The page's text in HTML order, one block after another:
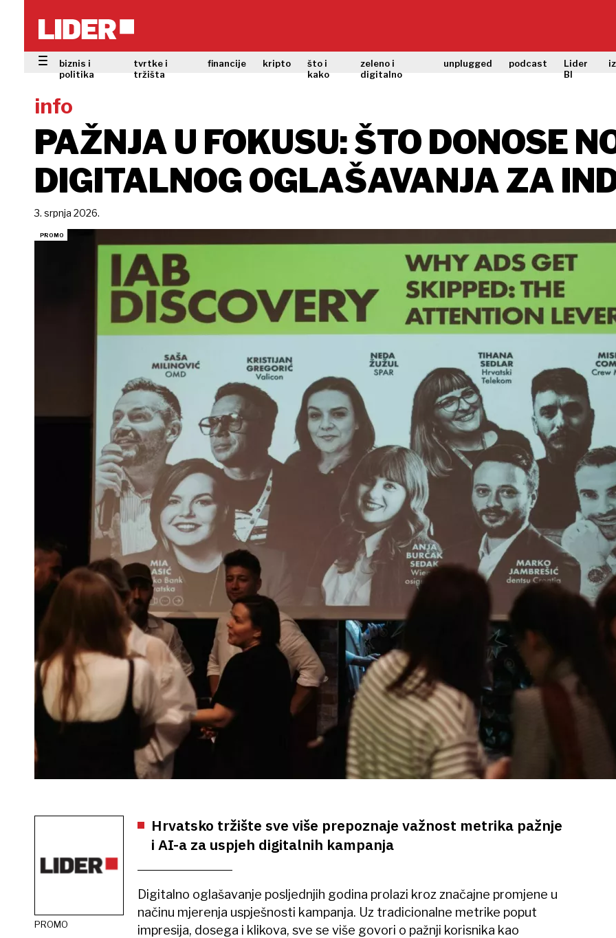
biznis i
politika
tvrtke i
tržišta
financije kripto
što i
kako
zeleno i
digitalno
unplugged podcast
Lider
BI
info
PAŽNJA U FOKUSU: ŠTO DONOSE
DIGITALNOG OGLAŠAVANJA ZA
3. srpnja 2026.
PROMO
Hrvatsko tržište sve više prepoznaje važnost metrika pažnje
i AI-a za uspjeh digitalnih kampanja
Digitalno oglašavanje posljednjih godina prolazi kroz značajne promjene u
načinu mjerenja uspješnosti kampanja. Uz tradicionalne metrike poput
impresija, dosega i klikova, sve se više govori o pažnji korisnika kao